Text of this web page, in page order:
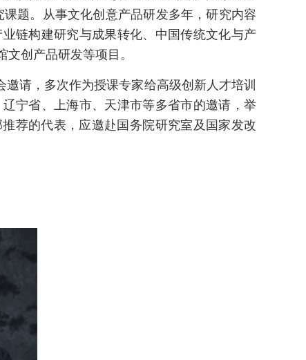
题。从事文化创意产品研发多年，研究内容
链构建研究与成果转化、中国传统文化与产
创产品研发等项目。
请，多次作为授课专家给高级创新人才培训
宁省、上海市、天津市等多省市的邀请，举
荐的代表，应邀赴国务院研究室及国家发改